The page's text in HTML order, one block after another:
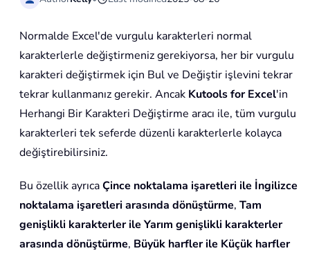
Normalde Excel'de vurgulu karakterleri normal
karakterlerle değiştirmeniz gerekiyorsa, her bir vurgulu
karakteri değiştirmek için Bul ve Değiştir işlevini tekrar
tekrar kullanmanız gerekir. Ancak Kutools for Excel'in
Herhangi Bir Karakteri Değiştirme aracı ile, tüm vurgulu
karakterleri tek seferde düzenli karakterlerle kolayca
değiştirebilirsiniz.
Bu özellik ayrıcaÇince noktalama işaretleri ile İngilizce
noktalama işaretleri arasında dönüştürme, Tam
genişlikli karakterler ile Yarım genişlikli karakterler
arasında dönüştürme, Büyük harfler ile Küçük harfler